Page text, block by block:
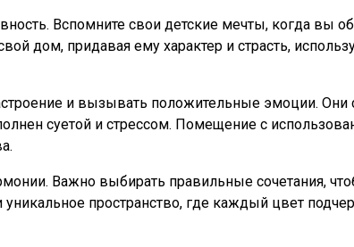
Вспомните свои детские мечты, когда вы
дом, придавая ему характер и страсть,
и вызывать положительные эмоции. Они
суетой и стрессом. Помещение с
Важно выбирать правильные сочетания,
пространство, где каждый цвет